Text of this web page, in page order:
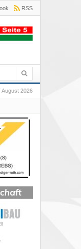
RSS
August 2026